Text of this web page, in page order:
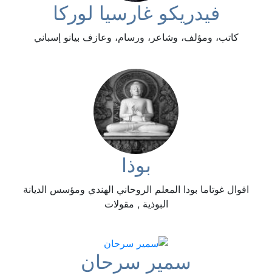
فيدريكو غارسيا لوركا
كاتب، ومؤلف، وشاعر، ورسام، وعازف بيانو إسباني
بوذا
اقوال غوتاما بودا المعلم الروحاني الهندي ومؤسس الديانة
البوذية , مقولات
سمير سرحان